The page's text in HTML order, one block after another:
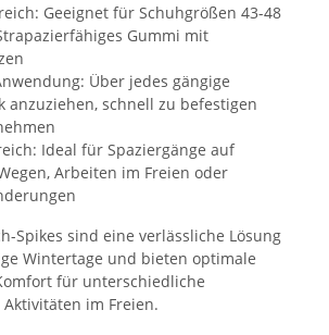
Geeignet für Schuhgrößen 43-48
Gummi mit
Über jedes gängige
anzuziehen, schnell zu befestigen
Ideal für Spaziergänge auf
Arbeiten im Freien oder
Spikes sind eine verlässliche Lösung
Wintertage und bieten optimale
für unterschiedliche
im Freien.